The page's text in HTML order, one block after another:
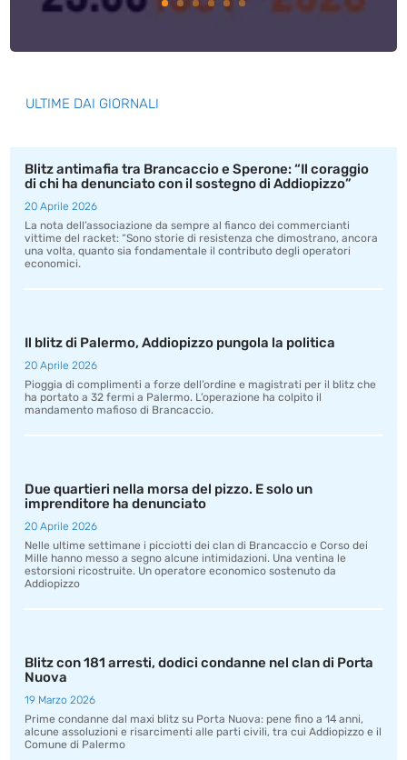
ULTIME DAI GIORNALI
Blitz antimafia tra Brancaccio e Sperone: “Il coraggio
di chi ha denunciato con il sostegno di Addiopizzo”
20 Aprile 2026
La nota dell’associazione da sempre al fianco dei commercianti
vittime del racket: “Sono storie di resistenza che dimostrano, ancora
una volta, quanto sia fondamentale il contributo degli operatori
economici.
Il blitz di Palermo, Addiopizzo pungola la politica
20 Aprile 2026
Pioggia di complimenti a forze dell’ordine e magistrati per il blitz che
ha portato a 32 fermi a Palermo. L’operazione ha colpito il
mandamento mafioso di Brancaccio.
Due quartieri nella morsa del pizzo. E solo un
imprenditore ha denunciato
20 Aprile 2026
Nelle ultime settimane i picciotti dei clan di Brancaccio e Corso dei
Mille hanno messo a segno alcune intimidazioni. Una ventina le
estorsioni ricostruite. Un operatore economico sostenuto da
Addiopizzo
Blitz con 181 arresti, dodici condanne nel clan di Porta
Nuova
19 Marzo 2026
Prime condanne dal maxi blitz su Porta Nuova: pene fino a 14 anni,
alcune assoluzioni e risarcimenti alle parti civili, tra cui Addiopizzo e il
Comune di Palermo